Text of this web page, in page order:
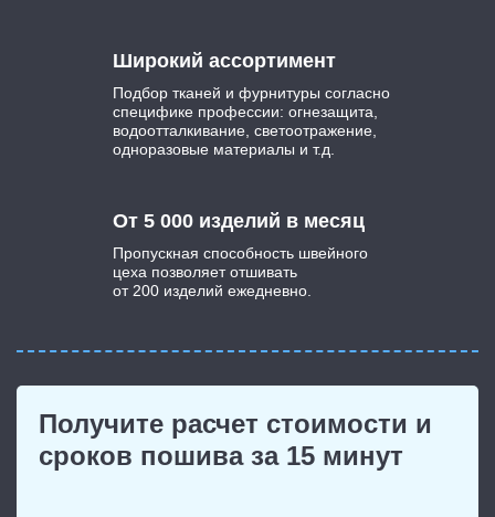
Широкий ассортимент
Подбор тканей и фурнитуры согласно
специфике профессии: огнезащита,
водоотталкивание, светоотражение,
одноразовые материалы и т.д.
От 5 000 изделий в месяц
Пропускная способность швейного
цеха позволяет отшивать
от 200 изделий ежедневно.
Получите расчет стоимости и
сроков пошива за 15 минут